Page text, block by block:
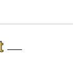
⸺